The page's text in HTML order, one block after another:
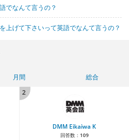
でなんて言うの？
上げて下さいって英語でなんて言うの？
月間
総合
2
DMM Eikaiwa K
回答数： 109